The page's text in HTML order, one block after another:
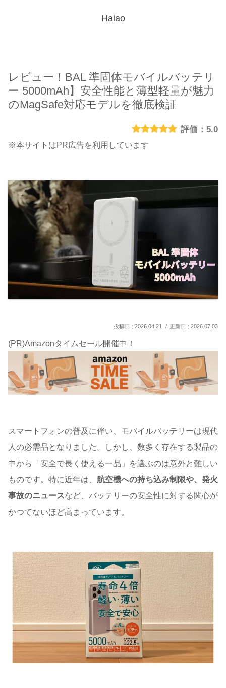
Haiao
レビュー！BAL 準固体モバイルバッテリ
ー 5000mAh】安全性能と薄型軽量が魅力
のMagSafe対応モデルを徹底検証
5.0
※本サイトはPR広告を利用しています
2026.04.21 2026.07.03
(PR)Amazonタイムセール開催中！
スマートフォンの普及に伴い、モバイルバッテリーは現代
人の必需品となりました。しかし、数多く存在する製品の
中から「安全で長く使える一品」を選ぶのは意外と難しい
ものです。特に近年は、 航空機への持ち込み制限や、発火
事故のニュースなど、バッテリーの安全性に対する関心が
かつてないほど高まっています。